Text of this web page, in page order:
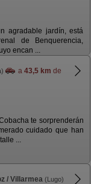
agradable jardín, está
de Benquerencia,
encan ...
a 43,5 km de
te sorprenderán
cuidado que han
...
/ Villarmea (Lugo)